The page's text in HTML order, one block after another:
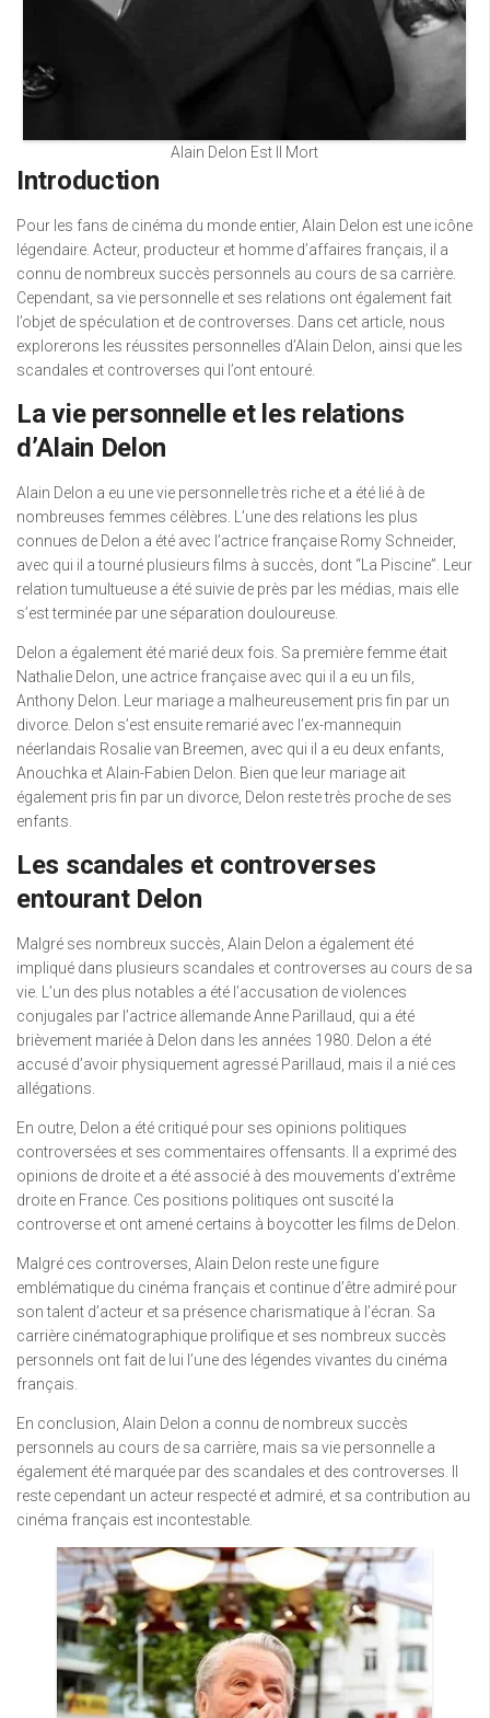
Alain Delon Est Il Mort
Introduction
Pour les fans de cinéma du monde entier, Alain Delon est une icône
légendaire. Acteur, producteur et homme d’affaires français, il a
connu de nombreux succès personnels au cours de sa carrière.
Cependant, sa vie personnelle et ses relations ont également fait
l’objet de spéculation et de controverses. Dans cet article, nous
explorerons les réussites personnelles d’Alain Delon, ainsi que les
scandales et controverses qui l’ont entouré.
La vie personnelle et les relations
d’Alain Delon
Alain Delon a eu une vie personnelle très riche et a été lié à de
nombreuses femmes célèbres. L’une des relations les plus
connues de Delon a été avec l’actrice française Romy Schneider,
avec qui il a tourné plusieurs films à succès, dont “La Piscine”. Leur
relation tumultueuse a été suivie de près par les médias, mais elle
s’est terminée par une séparation douloureuse.
Delon a également été marié deux fois. Sa première femme était
Nathalie Delon, une actrice française avec qui il a eu un fils,
Anthony Delon. Leur mariage a malheureusement pris fin par un
divorce. Delon s’est ensuite remarié avec l’ex-mannequin
néerlandais Rosalie van Breemen, avec qui il a eu deux enfants,
Anouchka et Alain-Fabien Delon. Bien que leur mariage ait
également pris fin par un divorce, Delon reste très proche de ses
enfants.
Les scandales et controverses
entourant Delon
Malgré ses nombreux succès, Alain Delon a également été
impliqué dans plusieurs scandales et controverses au cours de sa
vie. L’un des plus notables a été l’accusation de violences
conjugales par l’actrice allemande Anne Parillaud, qui a été
brièvement mariée à Delon dans les années 1980. Delon a été
accusé d’avoir physiquement agressé Parillaud, mais il a nié ces
allégations.
En outre, Delon a été critiqué pour ses opinions politiques
controversées et ses commentaires offensants. Il a exprimé des
opinions de droite et a été associé à des mouvements d’extrême
droite en France. Ces positions politiques ont suscité la
controverse et ont amené certains à boycotter les films de Delon.
Malgré ces controverses, Alain Delon reste une figure
emblématique du cinéma français et continue d’être admiré pour
son talent d’acteur et sa présence charismatique à l’écran. Sa
carrière cinématographique prolifique et ses nombreux succès
personnels ont fait de lui l’une des légendes vivantes du cinéma
français.
En conclusion, Alain Delon a connu de nombreux succès
personnels au cours de sa carrière, mais sa vie personnelle a
également été marquée par des scandales et des controverses. Il
reste cependant un acteur respecté et admiré, et sa contribution au
cinéma français est incontestable.